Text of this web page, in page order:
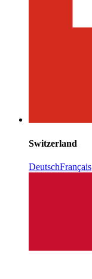
Switzerland
DeutschFrançais